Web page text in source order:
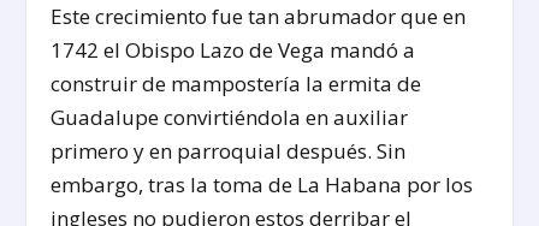
Este crecimiento fue tan abrumador que en
1742 el Obispo Lazo de Vega mandó a
construir de mampostería la ermita de
Guadalupe convirtiéndola en auxiliar
primero y en parroquial después. Sin
embargo, tras la toma de La Habana por los
ingleses no pudieron estos derribar el